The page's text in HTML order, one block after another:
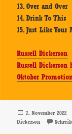
13. Over and Over
14. Drink To This
15. Just Like Your
Russell Dickerson
Russell Dickerson
Oktober
Veröffentlicht
am
7. November 2022
Dickerson